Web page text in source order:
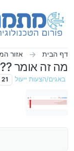
דף הבית אזור
מה זה אומר
באגים/הצעות ייעול 21